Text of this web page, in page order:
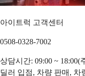
아이트럭 고객센터
0508-0328-7002
상담시간: 09:00 ~ 18:00(
딜러 입점, 차량 판매, 차